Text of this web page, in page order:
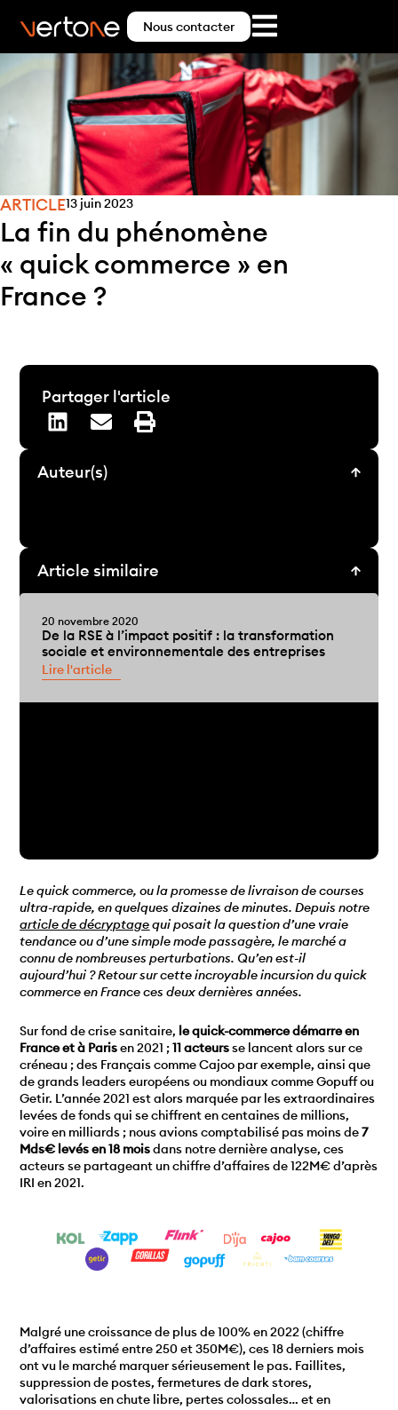
Nous contacter
ARTICLE13 juin 2023
La fin du phénomène
« quick commerce » en
France ?
Le quick commerce, ou la promesse de livraison de courses
ultra-rapide, en quelques dizaines de minutes. Depuis notre
article de décryptagequi posait la question d’une vraie
tendance ou d’une simple mode passagère, le marché a
connu de nombreuses perturbations. Qu’en est-il
aujourd’hui ? Retour sur cette incroyable incursion du quick
commerce en France ces deux dernières années.
Sur fond de crise sanitaire, le quick-commerce démarre en
Franceet à Parisen 2021 ;11 acteursse lancent alors sur ce
créneau ; des Français comme Cajoo par exemple, ainsi que
de grands leaders européens ou mondiaux comme Gopuff ou
Getir. L’année 2021 est alors marquée par les extraordinaires
levées de fonds qui se chiffrent en centaines de millions,
voire en milliards ; nous avions comptabilisé pas moins de7
Mds€ levés en 18 moisdans notre dernière analyse, ces
acteurs se partageant un chiffre d’affaires de 122M€ d’après
IRI en 2021.
Malgré une croissance de plus de 100% en 2022 (chiffre
d’affaires estimé entre 250 et 350M€), ces 18 derniers mois
ont vu le marché marquer sérieusement le pas. Faillites,
suppression de postes, fermetures de dark stores,
valorisations en chute libre, pertes colossales… et en
Partager l'article
Auteur(s)
Article similaire
20 novembre 2020
De la RSE à l’impact positif : la transformation
sociale et environnementale des entreprises
Lire l'article